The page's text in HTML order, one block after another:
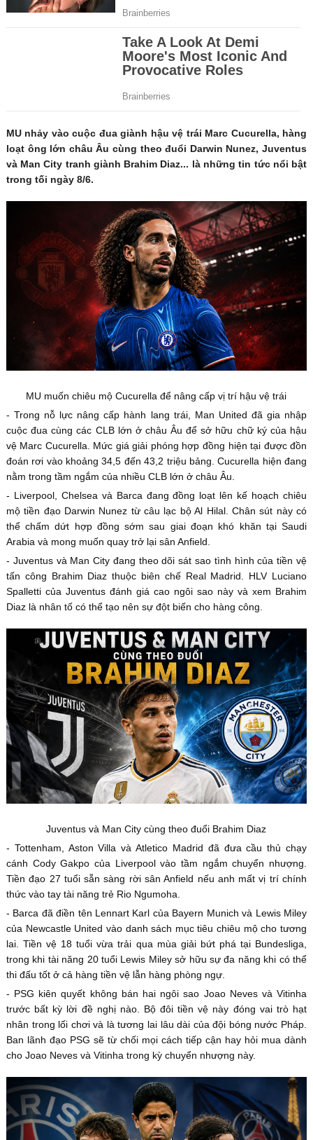
MU nhảy vào cuộc đua giành hậu vệ trái Marc Cucurella, hàng
loạt ông lớn châu Âu cùng theo đuổi Darwin Nunez, Juventus
và Man City tranh giành Brahim Diaz... là những tin tức nổi bật
trong tối ngày 8/6.
MU muốn chiêu mộ Cucurella để nâng cấp vị trí hậu vệ trái
- Trong nỗ lực nâng cấp hành lang trái, Man United đã gia nhập
cuộc đua cùng các CLB lớn ở châu Âu để sở hữu chữ ký của hậu
vệ Marc Cucurella. Mức giá giải phóng hợp đồng hiện tại được đồn
đoán rơi vào khoảng 34,5 đến 43,2 triệu bảng. Cucurella hiện đang
nằm trong tầm ngắm của nhiều CLB lớn ở châu Âu.
- Liverpool, Chelsea và Barca đang đồng loạt lên kế hoạch chiêu
mộ tiền đạo Darwin Nunez từ câu lạc bộ Al Hilal. Chân sút này có
thể chấm dứt hợp đồng sớm sau giai đoạn khó khăn tại Saudi
Arabia và mong muốn quay trở lại sân Anfield.
- Juventus và Man City đang theo dõi sát sao tình hình của tiền vệ
tấn công Brahim Diaz thuộc biên chế Real Madrid. HLV Luciano
Spalletti của Juventus đánh giá cao ngôi sao này và xem Brahim
Diaz là nhân tố có thể tạo nên sự đột biến cho hàng công.
Juventus và Man City cùng theo đuổi Brahim Diaz
- Tottenham, Aston Villa và Atletico Madrid đã đưa cầu thủ chạy
cánh Cody Gakpo của Liverpool vào tầm ngắm chuyển nhượng.
Tiền đạo 27 tuổi sẵn sàng rời sân Anfield nếu anh mất vị trí chính
thức vào tay tài năng trẻ Rio Ngumoha.
- Barca đã điền tên Lennart Karl của Bayern Munich và Lewis Miley
của Newcastle United vào danh sách mục tiêu chiêu mộ cho tương
lai. Tiền vệ 18 tuổi vừa trải qua mùa giải bứt phá tại Bundesliga,
trong khi tài năng 20 tuổi Lewis Miley sở hữu sự đa năng khi có thể
thi đấu tốt ở cả hàng tiền vệ lẫn hàng phòng ngự.
- PSG kiên quyết không bán hai ngôi sao Joao Neves và Vitinha
trước bất kỳ lời đề nghị nào. Bộ đôi tiền vệ này đóng vai trò hạt
nhân trong lối chơi và là tương lai lâu dài của đội bóng nước Pháp.
Ban lãnh đạo PSG sẽ từ chối mọi cách tiếp cận hay hỏi mua dành
cho Joao Neves và Vitinha trong kỳ chuyển nhượng này.